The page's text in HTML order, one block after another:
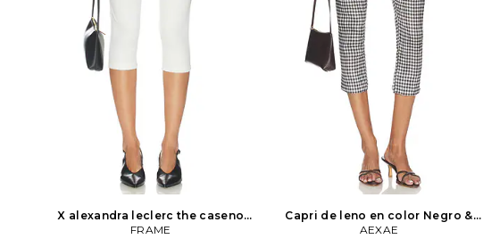
X alexandra leclerc the caseno
capri en color blanco
FRAME
Capri de leno en color Negro &
Blanco AEXAE
AEXAE